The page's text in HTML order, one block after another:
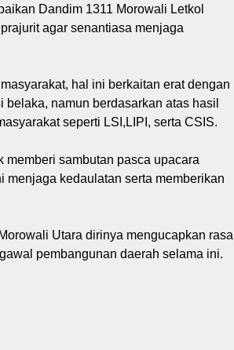
Dandim 1311 Morowali Letkol
agar senantiasa menjaga
hal ini berkaitan erat dengan
namun berdasarkan atas hasil
seperti LSI,LIPI, serta CSIS.
memberi sambutan pasca upacara
kedaulatan serta memberikan
Utara dirinya mengucapkan rasa
pembangunan daerah selama ini.